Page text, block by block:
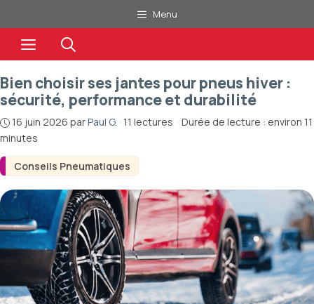
au
contenu
Menu
Menu
Conseils Pneumatiques
Bien choisir ses jantes pour pneus hiver :
sécurité, performance et durabilité
16 juin 2026 parPaul G. · 11 lectures · Durée de lecture : environ 11
minutes